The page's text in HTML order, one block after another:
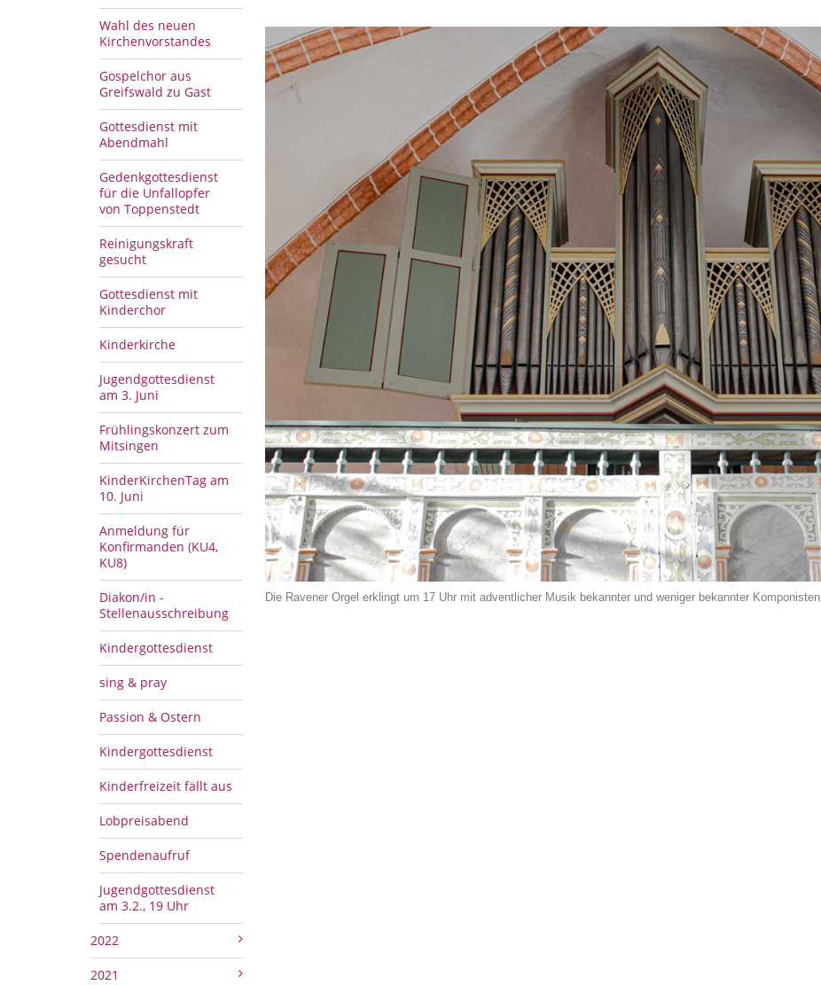
Wahl des neuen
Kirchenvorstandes
Gospelchor aus
Greifswald zu Gast
Gottesdienst mit
Abendmahl
Gedenkgottesdienst
für die Unfallopfer
von Toppenstedt
Reinigungskraft
gesucht
Gottesdienst mit
Kinderchor
Kinderkirche
Jugendgottesdienst
am 3. Juni
Frühlingskonzert zum
Mitsingen
KinderKirchenTag am
10. Juni
Anmeldung für
Konfirmanden (KU4,
KU8)
Diakon/in -
Stellenausschreibung
Kindergottesdienst
sing & pray
Passion & Ostern
Kindergottesdienst
Kinderfreizeit fällt aus
Lobpreisabend
Spendenaufruf
Jugendgottesdienst
am 3.2., 19 Uhr
2022
2021
Die Ravener Orgel erklingt um 17 Uhr mit adventlicher Musik bekannter und weniger bekannter Komponisten.